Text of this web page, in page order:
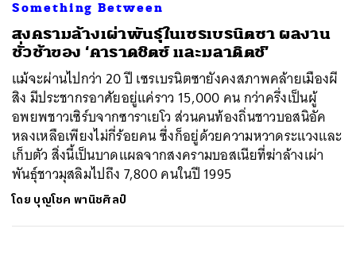
Something Between
สงครามล้างเผ่าพันธุ์ในเซรเบรนิตซา ผลงาน
ชั่วช้าของ ‘คาราดชิตซ์ และมลาดิตช์’
แม้จะผ่านไปกว่า 20 ปี เซรเบรนิตซายังคงสภาพคล้ายเมืองผี
สิง มีประชากรอาศัยอยู่แค่ราว 15,000 คน กว่าครึ่งเป็นผู้
อพยพชาวเซิร์บจากซาราเยโว ส่วนคนท้องถิ่นชาวบอสนิอัค
หลงเหลือเพียงไม่กี่ร้อยคน ซึ่งก็อยู่ด้วยความหวาดระแวงและ
เก็บตัว สิ่งนี้เป็นบาดแผลจากสงครามบอสเนียที่ฆ่าล้างเผ่า
พันธุ์ชาวมุสลิมไปถึง 7,800 คนในปี 1995
โดย บุญโชค พานิชศิลป์